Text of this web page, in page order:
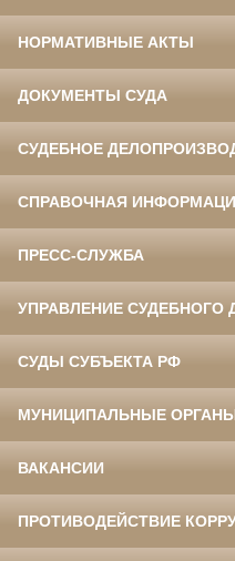
НОРМАТИВНЫЕ АКТЫ
ДОКУМЕНТЫ СУДА
СУДЕБНОЕ
СПРАВОЧНАЯ
ПРЕСС-СЛУЖБА
УПРАВЛЕНИЕ СУДЕБНОГО
СУДЫ СУБЪЕКТА РФ
МУНИЦИПАЛЬНЫЕ
ВАКАНСИИ
ПРОТИВОДЕЙСТВИЕ